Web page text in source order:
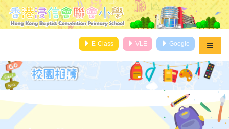
E-Class VLE Google